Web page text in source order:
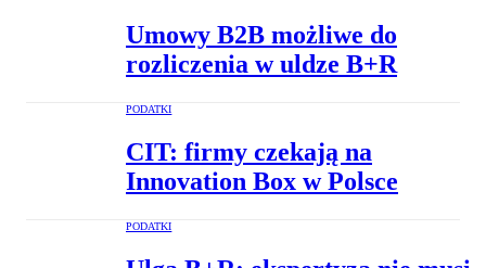
Umowy B2B możliwe do
rozliczenia w uldze B+R
PODATKI
CIT: firmy czekają na
Innovation Box w Polsce
PODATKI